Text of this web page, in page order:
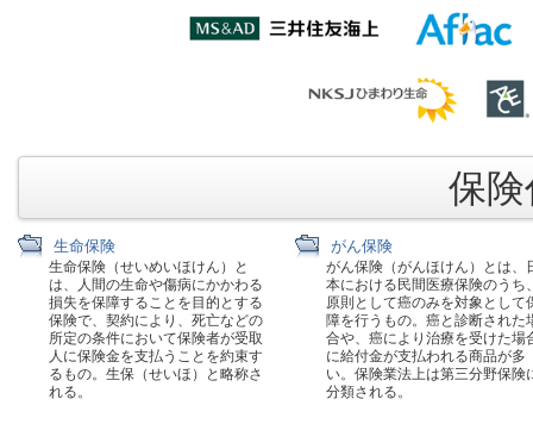
保
生命保険
生命保険（せいめいほけん）と
は、人間の生命や傷病にかかわる
損失を保障することを目的とする
保険で、契約により、死亡などの
所定の条件において保険者が受取
人に保険金を支払うことを約束す
るもの。生保（せいほ）と略称さ
れる。
がん保険
がん保険（がんほけん）とは、
本における民間医療保険のうち
原則として癌のみを対象として
障を行うもの。癌と診断された
合や、癌により治療を受けた場
に給付金が支払われる商品が多
い。保険業法上は第三分野保険
分類される。